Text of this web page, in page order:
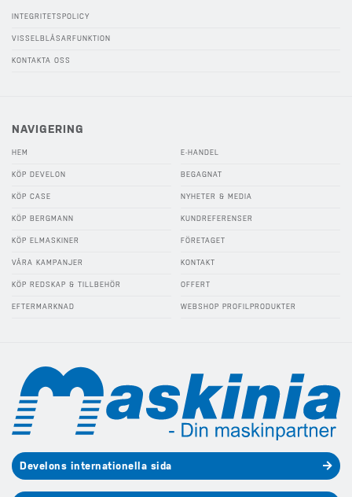
INTEGRITETSPOLICY
VISSELBLÅSARFUNKTION
KONTAKTA OSS
NAVIGERING
HEM
KÖP DEVELON
KÖP CASE
KÖP BERGMANN
KÖP ELMASKINER
VÅRA KAMPANJER
KÖP REDSKAP & TILLBEHÖR
EFTERMARKNAD
E-HANDEL
BEGAGNAT
NYHETER & MEDIA
KUNDREFERENSER
FÖRETAGET
KONTAKT
OFFERT
WEBSHOP PROFILPRODUKTER
Develons internationella sida